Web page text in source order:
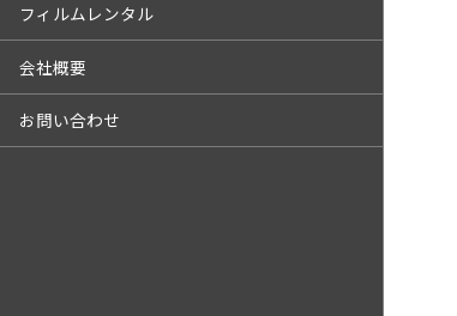
フィルムレンタル
会社概要
お問い合わせ